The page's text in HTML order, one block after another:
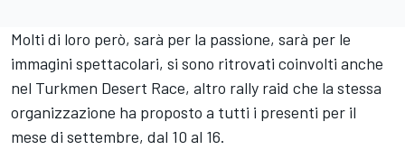
Molti di loro però, sarà per la passione, sarà per le
immagini spettacolari, si sono ritrovati coinvolti anche
nel Turkmen Desert Race, altro rally raid che la stessa
organizzazione ha proposto a tutti i presenti per il
mese di settembre, dal 10 al 16.